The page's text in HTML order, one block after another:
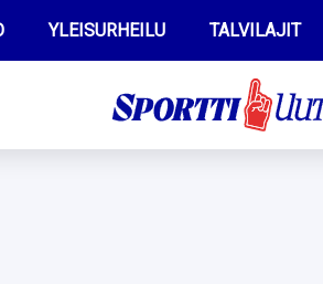
YLEISURHEILU TALVILAJIT